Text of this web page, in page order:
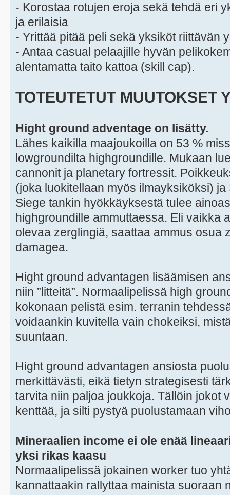
- Korostaa rotujen eroja sekä tehdä eri
ja erilaisia
- Yrittää pitää peli sekä yksiköt riittävän
- Antaa casual pelaajille hyvän
alentamatta taito kattoa (skill cap).
TOTEUTETUT MUUTOKSET
Hight ground adventage on lisätty.
Lähes kaikilla maajoukoilla on 53 %
lowgroundilta highgroundille. Mukaan
cannonit ja planetary fortressit.
(joka luokitellaan myös ilmayksiköksi)
Siege tankin hyökkäyksestä tulee
highgroundille ammuttaessa. Eli vaikka
olevaa zerglingiä, saattaa ammus osua
damagea.
Hight ground advantagen lisäämisen
niin ”litteitä”. Normaalipelissä high
kokonaan pelistä esim. terranin
voidaankin kuvitella vain chokeiksi,
suuntaan.
Hight ground advantagen ansiosta
merkittävästi, eikä tietyn strategisesti
tarvita niin paljoa joukkoja. Tällöin jokot
kenttää, ja silti pystyä puolustamaan
Mineraalien income ei ole enää
yksi rikas kaasu
Normaalipelissä jokainen worker tuo
kannattaakin rallyttaa mainista suoraan